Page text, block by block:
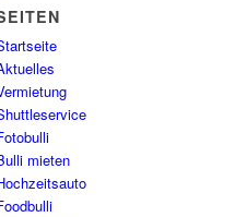
mieten